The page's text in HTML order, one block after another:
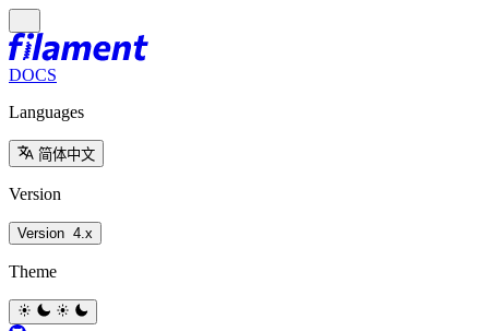
DOCS
Languages
简体中文
Version
Version 4.x
Theme